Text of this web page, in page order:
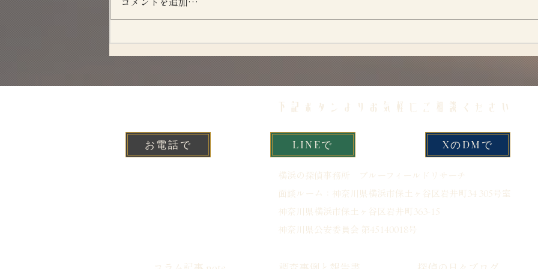
コメントを追加…
​下記ボタンよりお気軽にご相談ください
お電話で LINEで XのDMで
​横浜の探偵事務所 ブルーフィールドリサーチ
面談ルーム：神奈川県横浜市保土ヶ谷区岩井町34 305号室
神奈川県横浜市保土ヶ谷区岩井町363-15
​神奈川県公安委員会 第45140018号